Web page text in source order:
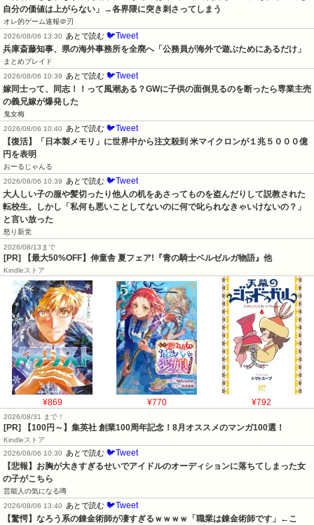
自分の価値は上がらない」→各界隈に突き刺さってしまう
オレ的ゲーム速報＠刃
2026/08/06 13:30
あとで読む 🐦Tweet
兵庫斎藤知事、県の海外事務所を全廃へ「公務員が海外で遊ぶためにあるだけ」
まとめブレイド
2026/08/06 10:39
あとで読む 🐦Tweet
嫁同士って、同志！！って風潮ある？GWに子供の面倒見るのを断ったら専業主売
の義兄嫁が爆発した
鬼女梅
2026/08/06 10:40
あとで読む 🐦Tweet
【復活】「日本製メモリ」に世界中から注文殺到 米マイクロンが１兆５０００億
円を表明
おーるじゃんる
2026/08/06 10:39
あとで読む 🐦Tweet
大人しい子の服や髪切ったり他人の机をあさってものを盗んだりして説教された
転校生。しかし「私何も悪いことしてないのに何で叱られなきゃいけないの？」
と言い放った
怒り新党
2026/08/13まで
[PR] 【最大50%OFF】伸童舎 夏フェア!『青の騎士ベルゼルガ物語』他
Kindleストア
¥869 ¥770 ¥792
2026/08/31 まで！
[PR] 【100円～】集英社 創業100周年記念！8月オススメのマンガ100選！
Kindleストア
2026/08/06 10:30
あとで読む 🐦Tweet
【悲報】お胸が大きすぎるせいでアイドルのオーディションに落ちてしまった女
の子がこちら
芸能人の気になる噂
2026/08/06 13:40
あとで読む 🐦Tweet
【驚愕】なろう系の錬金術師が凄すぎるｗｗｗｗ「職業は錬金術師です」←こ